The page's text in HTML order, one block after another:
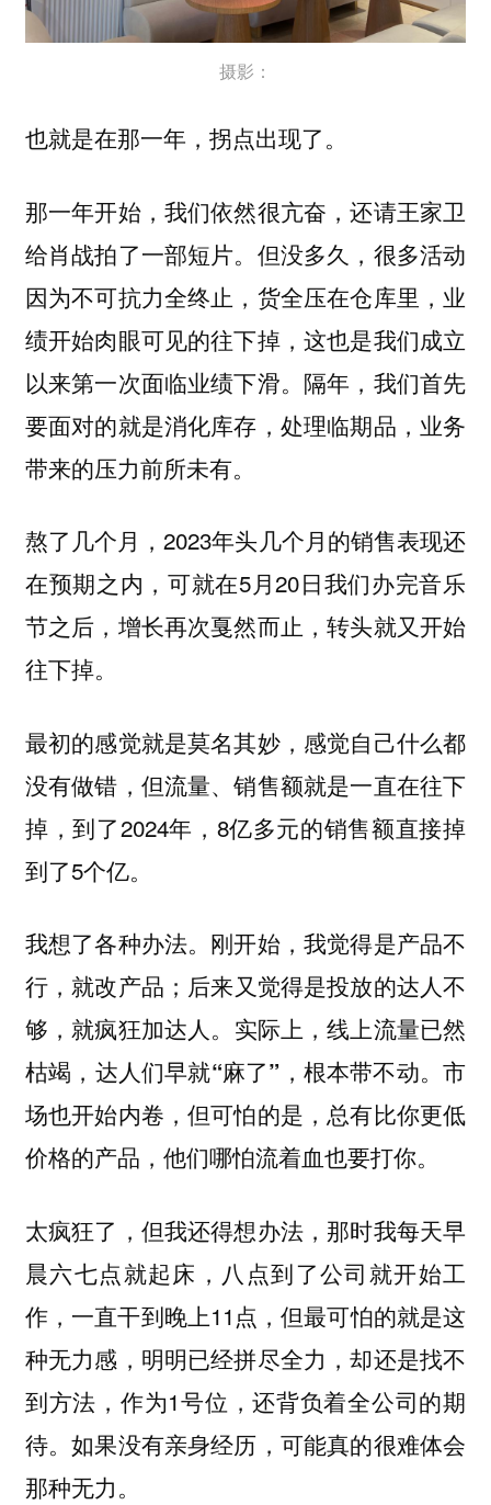
摄影：
也就是在那一年，拐点出现了。
那一年开始，我们依然很亢奋，还请王家卫
给肖战拍了一部短片。但没多久，很多活动
因为不可抗力全终止，货全压在仓库里，业
绩开始肉眼可见的往下掉，这也是我们成立
以来第一次面临业绩下滑。隔年，我们首先
要面对的就是消化库存，处理临期品，业务
带来的压力前所未有。
熬了几个月，2023年头几个月的销售表现还
在预期之内，可就在5月20日我们办完音乐
节之后，增长再次戛然而止，转头就又开始
往下掉。
最初的感觉就是莫名其妙，感觉自己什么都
没有做错，但流量、销售额就是一直在往下
掉，到了2024年，8亿多元的销售额直接掉
到了5个亿。
我想了各种办法。刚开始，我觉得是产品不
行，就改产品；后来又觉得是投放的达人不
够，就疯狂加达人。 实际上，线上流量已然
枯竭，达人们早就“麻了”，根本带不动。市
场也开始内卷，但可怕的是，总有比你更低
价格的产品，他们哪怕流着血也要打你。
太疯狂了，但我还得想办法，那时我每天早
晨六七点就起床，八点到了公司就开始工
作，一直干到晚上11点，但最可怕的就是这
种无力感，明明已经拼尽全力，却还是找不
到方法，作为1号位，还背负着全公司的期
待。如果没有亲身经历，可能真的很难体会
那种无力。